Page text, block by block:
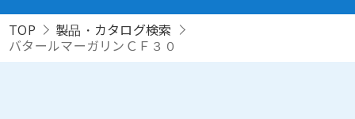
TOP
製品・カタログ検索
バタールマーガリンＣＦ３０